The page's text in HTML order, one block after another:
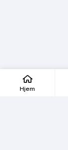
Hjem